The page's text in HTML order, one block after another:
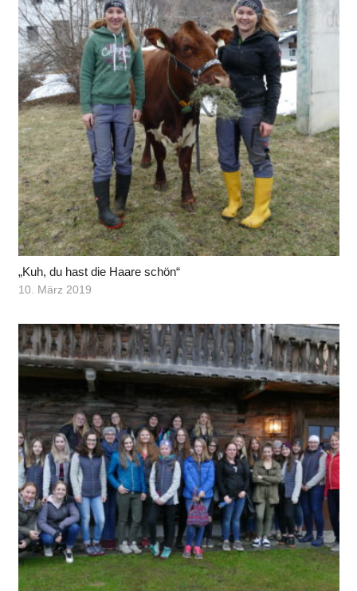
„Kuh, du hast die Haare schön“
10. März 2019